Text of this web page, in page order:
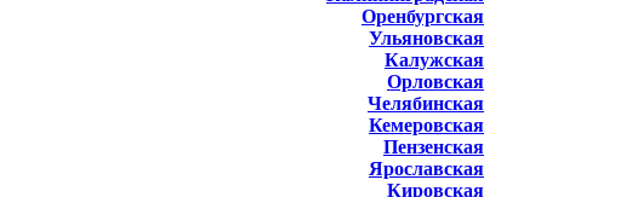
Оренбургская
Ульяновская
Калужская
Орловская
Челябинская
Кемеровская
Пензенская
Ярославская
Кировская